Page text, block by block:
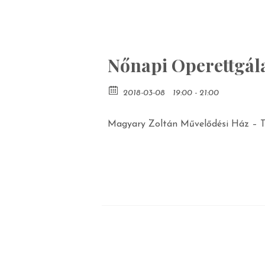
Nőnapi
2018-03-08 19:00 - 21:00
Magyary Zoltán Művelődési Ház –